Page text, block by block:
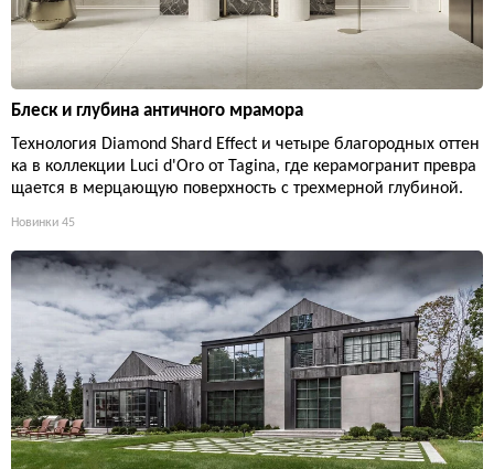
Блеск и глубина античного мрамора
Технология Diamond Shard Effect и четыре благородных оттен
ка в коллекции Luci d'Oro от Tagina, где керамогранит превра
щается в мерцающую поверхность с трехмерной глубиной.
Новинки 45